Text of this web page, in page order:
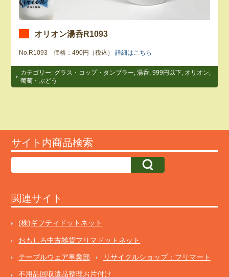
オリオン湯呑R1093
No.R1093 価格：490円（税込）詳細はこちら
カテゴリー: グラス・コップ・タンブラー ,湯呑 ,999円以下 オリオン
葡萄・ぶどう
サイト内商品検索
関連サイト
(株)ギフティドットネット
おもしろ中古雑貨フリマドットネット
テーブルウェア事業部 リサイクルショップ：フリマート
不用品回収遺品整理お片付け